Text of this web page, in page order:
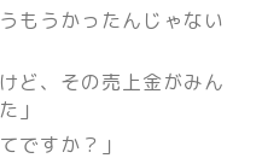
もうかったんじゃない
ど、その売上金がみん
」
ですか？」